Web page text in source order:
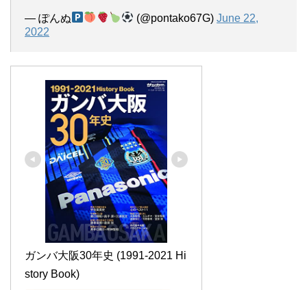
— ぽんぬ (@pontako67G)June 22,
2022
ガンバ大阪30年史 (1991-2021 Hi
story Book)